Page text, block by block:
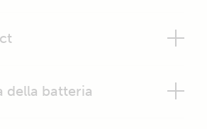
della batteria